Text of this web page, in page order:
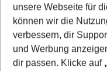
Pauschalreisen
Flug & Hotel
Urlaub
unsere Webseite für
können wir die
verbessern, dir
und Werbung
dir passen. Klicke auf